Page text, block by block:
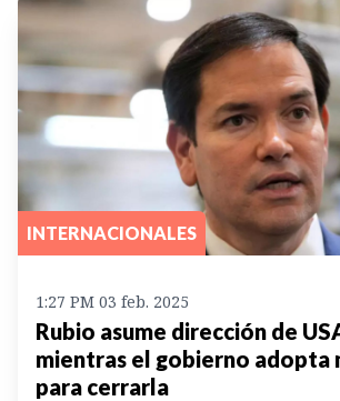
INTERNACIONALES
1:27 PM 03 feb. 2025
Rubio asume dirección de
mientras el gobierno adopta
para cerrarla